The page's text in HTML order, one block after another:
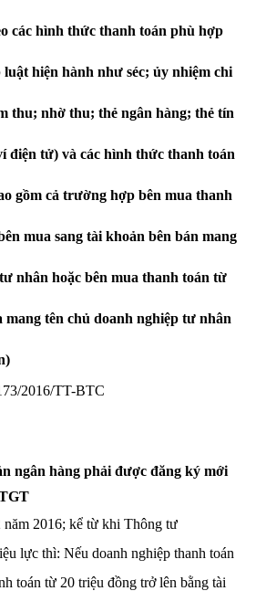
các hình thức thanh toán phù hợp
hiện hành như séc; ủy nhiệm chi
thu; nhờ thu; thẻ ngân hàng; thẻ tín
điện tử) và các hình thức thanh toán
gồm cả trường hợp bên mua thanh
mua sang tài khoản bên bán mang
nhân hoặc bên mua thanh toán từ
mang tên chủ doanh nghiệp tư nhân
2016/TT-BTC
ngân hàng phải được đăng ký mới
năm 2016; kể từ khi Thông tư
lực thì: Nếu doanh nghiệp thanh toán
toán từ 20 triệu đồng trở lên bằng tài